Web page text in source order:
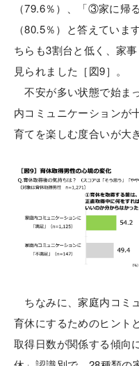
（79.6％）、「③家に帰
（80.5％）と答えてい
ちらも3割台と低く、家
見られました［図9］。
不安が多い状態で始ま
内コミュニケーションが
育てを楽しむ度合いが大
ちなみに、家庭内コミ
育休にするためのヒント
取得日数が関係する傾向